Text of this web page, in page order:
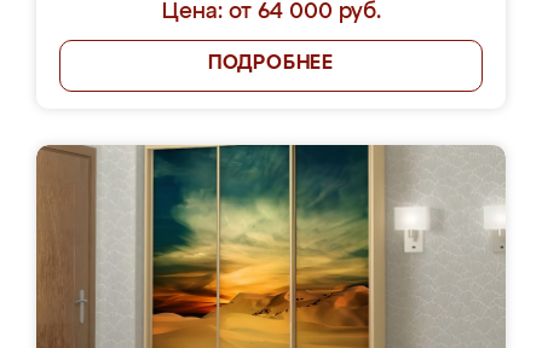
Цена: от 64 000 руб.
ПОДРОБНЕЕ